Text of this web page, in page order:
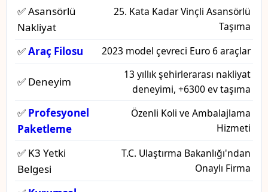
✅ Asansörlü
Nakliyat
25. Kata Kadar Vinçli Asansörlü
Taşıma
✅Araç Filosu 2023 model çevreci Euro 6 araçlar
✅ Deneyim
13 yıllık şehirlerarası nakliyat
deneyimi, +6300 ev taşıma
✅ Profesyonel
Paketleme
Özenli Koli ve Ambalajlama
Hizmeti
✅ K3 Yetki
Belgesi
T.C. Ulaştırma Bakanlığı'ndan
Onaylı Firma